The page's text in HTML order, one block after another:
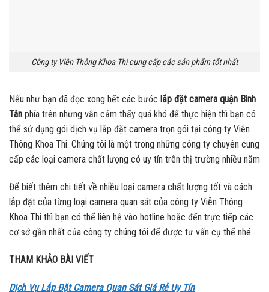
Công ty Viễn Thông Khoa Thi cung cấp các sản phẩm tốt nhất
Nếu như bạn đã đọc xong hết các bước lắp đặt camera quận Bình
Tân phía trên nhưng vẫn cảm thấy quá khó để thực hiện thì bạn có
thể sử dụng gói dịch vụ lắp đặt camera trọn gói tại công ty Viễn
Thông Khoa Thi. Chúng tôi là một trong những công ty chuyên cung
cấp các loại camera chất lượng có uy tín trên thị trường nhiều năm
Để biết thêm chi tiết về nhiều loại camera chất lượng tốt và cách
lắp đặt của từng loại camera quan sát của công ty Viễn Thông
Khoa Thi thì bạn có thể liên hệ vào hotline hoặc đến trực tiếp các
cơ sở gần nhất của công ty chúng tôi để được tư vấn cụ thể nhé
THAM KHẢO BÀI VIẾT
Dịch Vụ Lắp Đặt Camera Quan Sát Giá Rẻ Uy Tín